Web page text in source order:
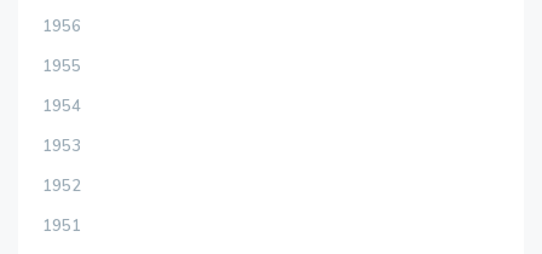
1956
1955
1954
1953
1952
1951